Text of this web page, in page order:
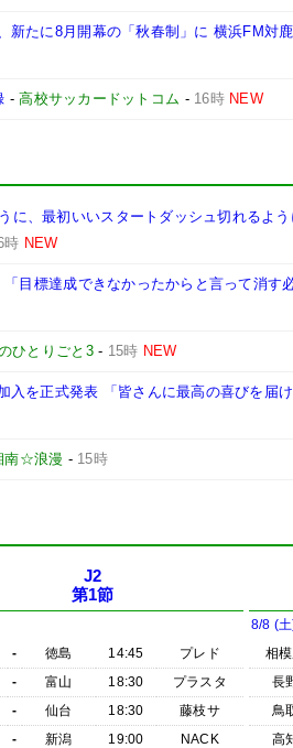
新たに8月開幕の「秋春制」に 横浜FM対
-高校サッカードットコム - 16時 NEW
に、最初いいスタートダッシュ切れるよ
時 NEW
目標達成できなかったからと言って消す
ひとりごと3- 15時 NEW
を正式発表 「皆さんに最高の喜びを届
南☆浪漫 - 15時
J2
第1節
- 徳島 14:45
プレド
- 富山 18:30
プラスタ
- 仙台 18:30
藤枝サ
- 新潟 19:00
NACK
8/8 (
相
長
鳥
高